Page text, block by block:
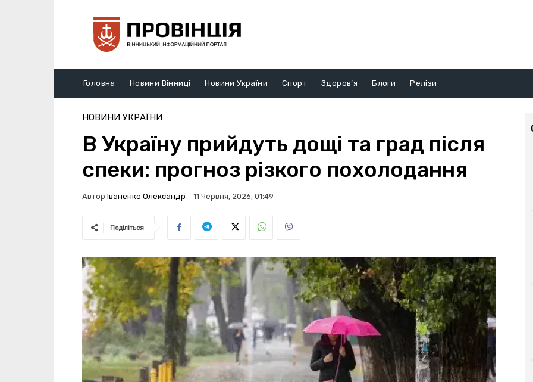
Головна Новини Вінниці Новини України Спорт Здоров’я Блоги Релізи
НОВИНИ УКРАЇНИ
В Україну прийдуть дощі та град після
спеки: прогноз різкого похолодання
Автор Іваненко Олександр 11 Червня, 2026, 01:49
Поділіться